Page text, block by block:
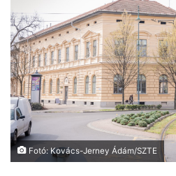
Fotó: Kovács-Jerney Ádám/SZTE